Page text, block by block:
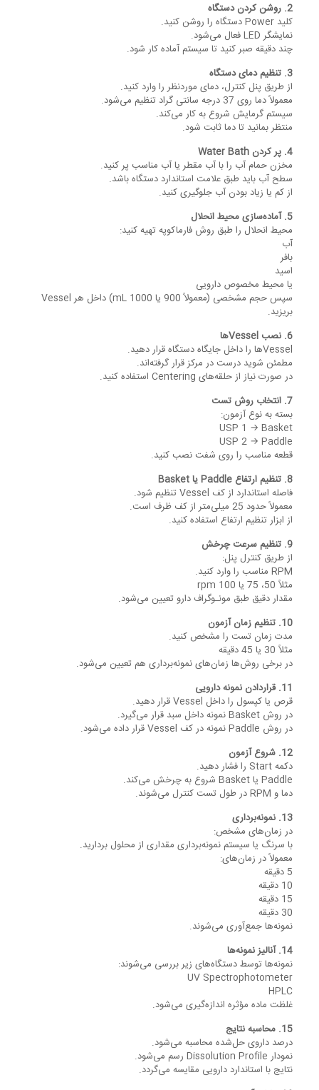
2. روشن کردن دستگاه
کلید Power دستگاه را روشن کنید.
نمایشگر LED فعال می‌شود.
چند دقیقه صبر کنید تا سیستم آماده کار شود.
3. تنظیم دمای دستگاه
از طریق پنل کنترل، دمای موردنظر را وارد کنید.
معمولاً دما روی 37 درجه سانتی گراد تنظیم می‌شود.
سیستم گرمایش شروع به کار می‌کند.
منتظر بمانید تا دما ثابت شود.
4. پر کردن Water Bath
مخزن حمام آب را با آب مقطر یا آب مناسب پر کنید.
سطح آب باید طبق علامت استاندارد دستگاه باشد.
از کم یا زیاد بودن آب جلوگیری کنید.
5. آماده‌سازی محیط انحلال
محیط انحلال را طبق روش فارماکوپه تهیه کنید:
آب
بافر
اسید
یا محیط مخصوص دارویی
سپس حجم مشخصی (معمولاً 900 یا 1000 mL) داخل هر Vessel
بریزید.
6. نصب Vesselها
Vesselها را داخل جایگاه دستگاه قرار دهید.
مطمئن شوید درست در مرکز قرار گرفته‌اند.
در صورت نیاز از حلقه‌های Centering استفاده کنید.
7. انتخاب روش تست
بسته به نوع آزمون:
USP 1 → Basket
USP 2 → Paddle
قطعه مناسب را روی شفت نصب کنید.
8. تنظیم ارتفاع Paddle یا Basket
فاصله استاندارد از کف Vessel تنظیم شود.
معمولاً حدود 25 میلی‌متر از کف ظرف است.
از ابزار تنظیم ارتفاع استفاده کنید.
9. تنظیم سرعت چرخش
از طریق کنترل پنل:
RPM مناسب را وارد کنید.
مثلاً 50، 75 یا 100 rpm
مقدار دقیق طبق مونـوگراف دارو تعیین می‌شود.
10. تنظیم زمان آزمون
مدت زمان تست را مشخص کنید.
مثلاً 30 یا 45 دقیقه
در برخی روش‌ها زمان‌های نمونه‌برداری هم تعیین می‌شود.
11. قراردادن نمونه دارویی
قرص یا کپسول را داخل Vessel قرار دهید.
در روش Basket نمونه داخل سبد قرار می‌گیرد.
در روش Paddle نمونه در کف Vessel قرار داده می‌شود.
12. شروع آزمون
دکمه Start را فشار دهید.
Paddle یا Basket شروع به چرخش می‌کند.
دما و RPM در طول تست کنترل می‌شوند.
13. نمونه‌برداری
در زمان‌های مشخص:
با سرنگ یا سیستم نمونه‌برداری مقداری از محلول بردارید.
معمولاً در زمان‌های:
5 دقیقه
10 دقیقه
15 دقیقه
30 دقیقه
نمونه‌ها جمع‌آوری می‌شوند.
14. آنالیز نمونه‌ها
نمونه‌ها توسط دستگاه‌های زیر بررسی می‌شوند:
UV Spectrophotometer
HPLC
غلظت ماده مؤثره اندازه‌گیری می‌شود.
15. محاسبه نتایج
درصد داروی حل‌شده محاسبه می‌شود.
نمودار Dissolution Profile رسم می‌شود.
نتایج با استاندارد دارویی مقایسه می‌گردد.